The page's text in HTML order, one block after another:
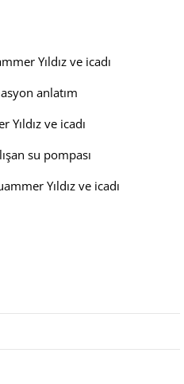
Yıldız ve icadı
anlatım
ve icadı
su pompası
Yıldız ve icadı